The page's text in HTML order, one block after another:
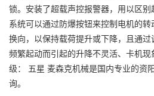
锁。安装了超载声控报警器，用以区
系统可以通过防爆按钮来控制电机的
换向，以保持载荷提升或下降，且通
频繁起动而引起的升降不灵活、卡机现
级： 五星 麦森克机械是国内专业的资
询。